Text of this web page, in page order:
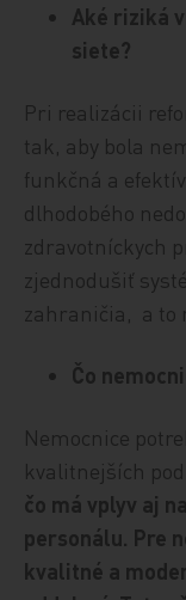
Aké riziká
siete?
Pri realizácii
tak, aby bola
funkčná a
dlhodobého
zdravotníckych
zjednodušiť
zahraničia, a to
Čo
Nemocnice
kvalitnejších
čo má vplyv aj
personálu. Pre
kvalitné a